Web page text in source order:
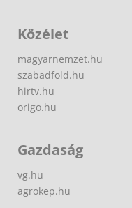
Közélet
magyarnemzet.hu
szabadfold.hu
hirtv.hu
origo.hu
Gazdaság
vg.hu
agrokep.hu